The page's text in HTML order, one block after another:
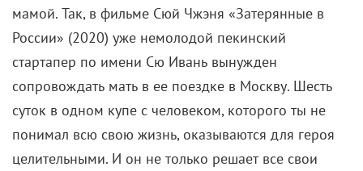
мамой. Так, в фильме Сюй Чжэня «Затерянные в
России» (2020) уже немолодой пекинский
стартапер по имени Сю Ивань вынужден
сопровождать мать в ее поездке в Москву. Шесть
суток в одном купе с человеком, которого ты не
понимал всю свою жизнь, оказываются для героя
целительными. И он не только решает все свои